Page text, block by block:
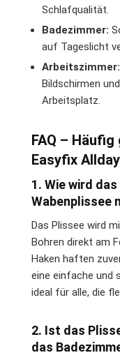
Schlafqualität.
Badezimmer:
auf Tageslicht
Arbeitszimmer:
Bildschirmen
Arbeitsplatz.
FAQ –
Easyfix
1. Wie wird
Wabenplissee
Das Plissee wird
Bohren direkt am
Haken haften
eine einfache und
ideal für alle, die
2. Ist das
das